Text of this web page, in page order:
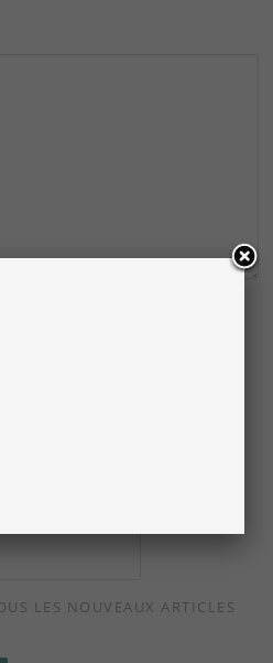
LES NOUVEAUX ARTICLES